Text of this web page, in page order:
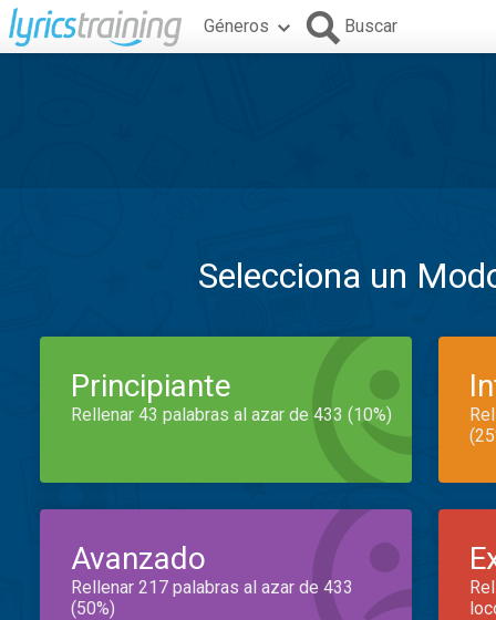
Géneros Buscar
Selecciona un
Principiante
Rellenar 43 palabras al azar de 433 (10%)
Avanzado
Rellenar 217 palabras al azar de 433
(50%)